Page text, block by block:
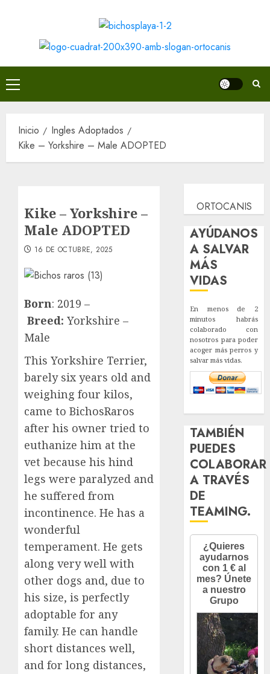
contenido
Menú
principal
Inicio
Ingles Adoptados
Kike – Yorkshire – Male ADOPTED
Kike – Yorkshire –
Male ADOPTED
16 DE OCTUBRE, 2025
Born: 2019 –
Breed: Yorkshire –
Male
This Yorkshire Terrier,
barely six years old and
weighing four kilos,
came to BichosRaros
after his owner tried to
euthanize him at the
vet because his hind
legs were paralyzed and
he suffered from
incontinence. He has a
wonderful
temperament. He gets
along very well with
other dogs and, due to
his size, is perfectly
adoptable for any
family. He can handle
short distances well,
and for long distances,
ORTOCANIS
AYÚDANOS
A SALVAR
MÁS
VIDAS
En menos de 2
minutos habrás
colaborado con
nosotros para poder
acoger más perros y
salvar más vidas.
TAMBIÉN
PUEDES
COLABORAR
A TRAVÉS
DE
TEAMING.